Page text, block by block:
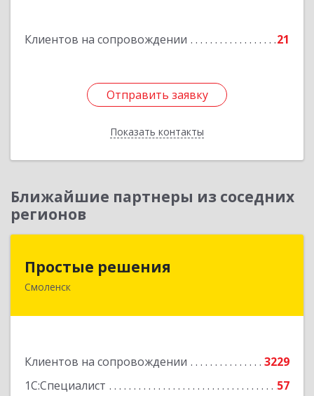
Клиентов на сопровождении 21
Отправить заявку
Показать контакты
Отправить заявку
Назад
Ближайшие партнеры из соседних
регионов
Простые решения
Смоленск
Клиентов на сопровождении
3229
1С:Специалист
57
214015, Смоленская обл, Смоленск г, Большая